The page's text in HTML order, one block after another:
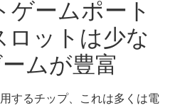
ゲームポート
ロットは少な
ムが豊富
するチップ、これは多くは電